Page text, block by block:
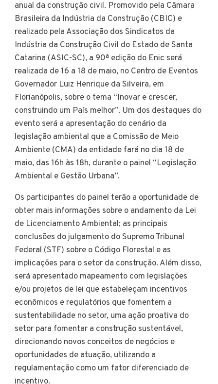
anual da construção civil. Promovido pela Câmara
Brasileira da Indústria da Construção (CBIC) e
realizado pela Associação dos Sindicatos da
Indústria da Construção Civil do Estado de Santa
Catarina (ASIC-SC), a 90ª edição do Enic será
realizada de 16 a 18 de maio, no Centro de Eventos
Governador Luiz Henrique da Silveira, em
Florianópolis, sobre o tema “Inovar e crescer,
construindo um País melhor”. Um dos destaques do
evento será a apresentação do cenário da
legislação ambiental que a Comissão de Meio
Ambiente (CMA) da entidade fará no dia 18 de
maio, das 16h às 18h, durante o painel “Legislação
Ambiental e Gestão Urbana”.
Os participantes do painel terão a oportunidade de
obter mais informações sobre o andamento da Lei
de Licenciamento Ambiental; as principais
conclusões do julgamento do Supremo Tribunal
Federal (STF) sobre o Código Florestal e as
implicações para o setor da construção. Além disso,
será apresentado mapeamento com legislações
e/ou projetos de lei que estabeleçam incentivos
econômicos e regulatórios que fomentem a
sustentabilidade no setor, uma ação proativa do
setor para fomentar a construção sustentável,
direcionando novos conceitos de negócios e
oportunidades de atuação, utilizando a
regulamentação como um fator diferenciado de
incentivo.